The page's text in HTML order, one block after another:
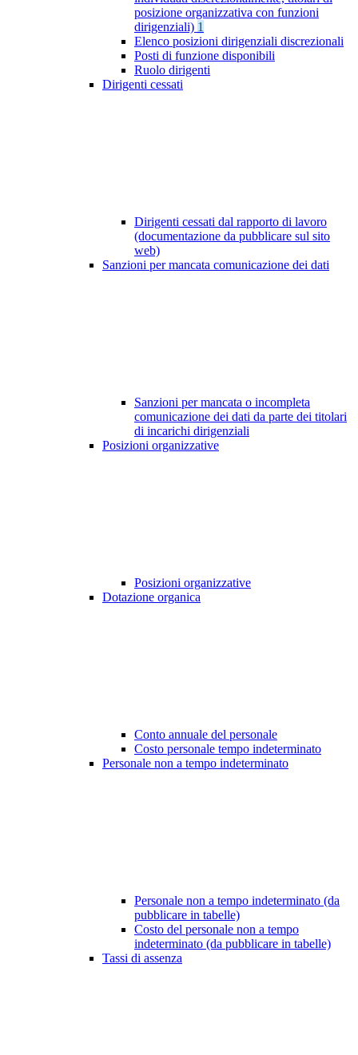
posizione organizzativa con funzioni
dirigenziali) 1
Elenco posizioni dirigenziali discrezionali
Posti di funzione disponibili
Ruolo dirigenti
Dirigenti cessati
Dirigenti cessati dal rapporto di lavoro
(documentazione da pubblicare sul sito
web)
Sanzioni per mancata comunicazione dei dati
Sanzioni per mancata o incompleta
comunicazione dei dati da parte dei titolari
di incarichi dirigenziali
Posizioni organizzative
Posizioni organizzative
Dotazione organica
Conto annuale del personale
Costo personale tempo indeterminato
Personale non a tempo indeterminato
Personale non a tempo indeterminato (da
pubblicare in tabelle)
Costo del personale non a tempo
indeterminato (da pubblicare in tabelle)
Tassi di assenza